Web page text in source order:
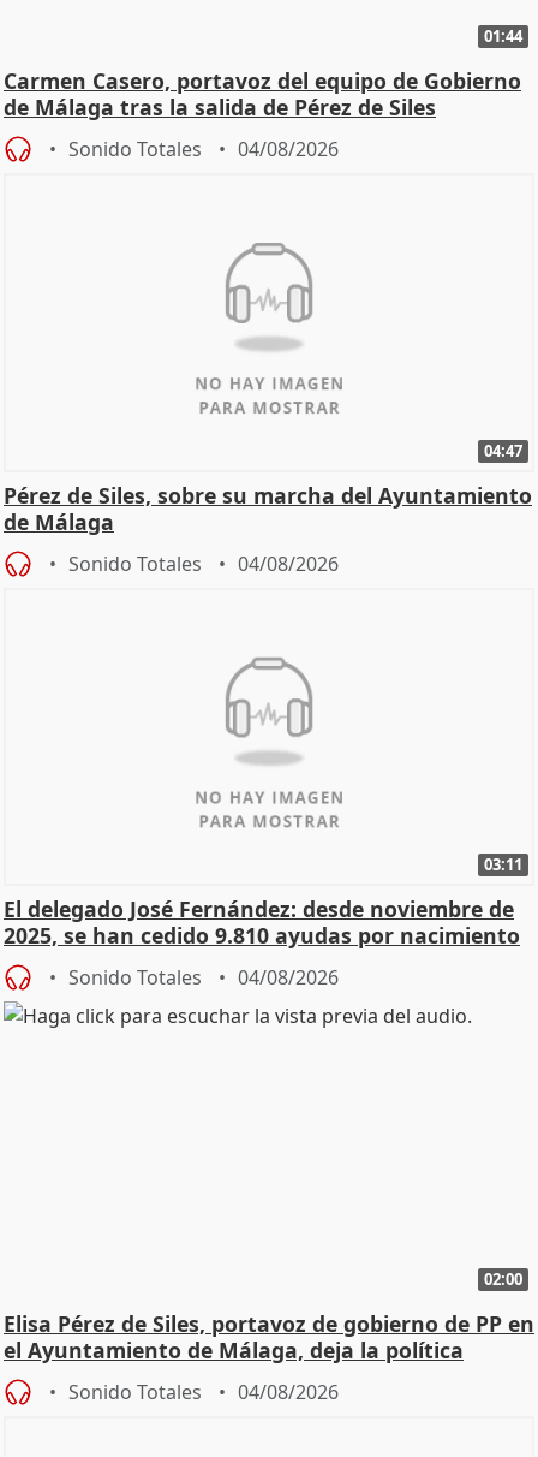
01:44
Carmen Casero, portavoz del equipo de Gobierno
de Málaga tras la salida de Pérez de Siles
Sonido Totales 04/08/2026
04:47
Pérez de Siles, sobre su marcha del Ayuntamiento
de Málaga
Sonido Totales 04/08/2026
03:11
El delegado José Fernández: desde noviembre de
2025, se han cedido 9.810 ayudas por nacimiento
Sonido Totales 04/08/2026
02:00
Elisa Pérez de Siles, portavoz de gobierno de PP en
el Ayuntamiento de Málaga, deja la política
Sonido Totales 04/08/2026